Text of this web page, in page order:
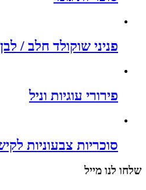
פניני שוקולד חלב / לבן
פירורי עוגיות וניל
סוכריות צבעוניות
שלחו לנו מייל